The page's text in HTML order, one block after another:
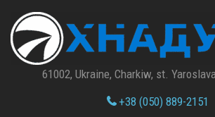
61002, Ukraine, Charkiw, st.
+38 (050) 889-2151